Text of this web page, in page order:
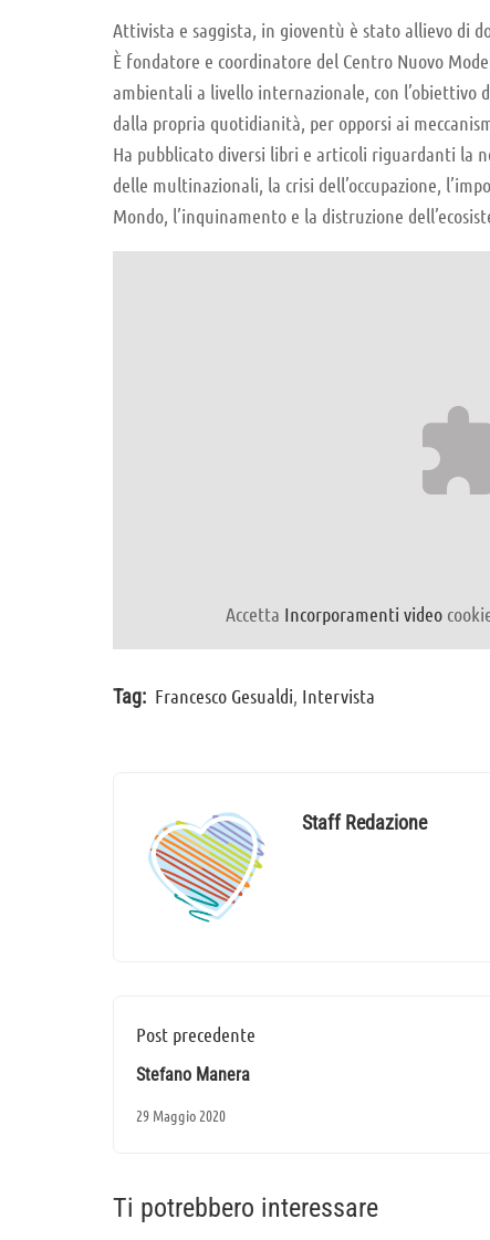
Attivista e saggista, in gioventù è stato allievo di
È fondatore e coordinatore del Centro Nuovo
ambientali a livello internazionale, con l’obiettivo
dalla propria quotidianità, per opporsi ai
Ha pubblicato diversi libri e articoli riguardanti la
delle multinazionali, la crisi dell’occupazione,
Mondo, l’inquinamento e la distruzione
Accetta Incorporamenti video
Tag: Francesco Gesualdi, Intervista
Staff Redazione
Post precedente
Stefano Manera
29 Maggio 2020
Ti potrebbero interessare